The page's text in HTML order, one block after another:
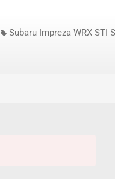
Subaru Impreza WRX STI